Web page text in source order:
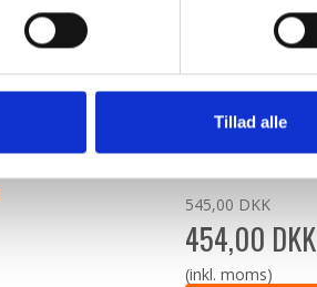
Tillad alle
545,00 DKK
454,00 DKK
(inkl. moms)